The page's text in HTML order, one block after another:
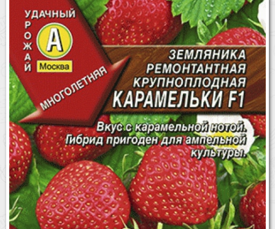
сейчас
Бренды
Доставка
Оптовикам